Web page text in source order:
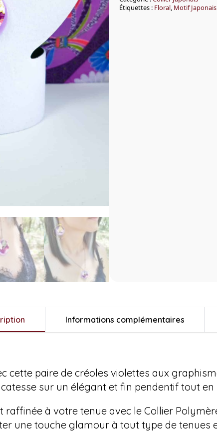
Murasaki
Hana
Étiquettes : Floral, Motif Japonais
Informations complémentaires
cette paire de créoles violettes aux
sur un élégant et fin pendentif tout en
à votre tenue avec le Collier
une touche glamour à tout type de tenues